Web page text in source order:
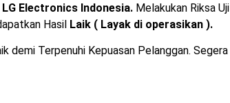
LG Electronics Indonesia. Melakukan Riksa
Hasil Laik ( Layak di operasikan ).
Terpenuhi Kepuasan Pelanggan. Segera